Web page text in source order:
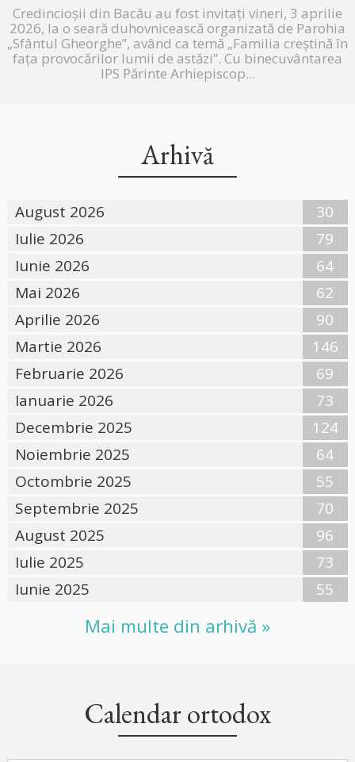
Credincioșii din Bacău au fost invitați vineri, 3 aprilie
2026, la o seară duhovnicească organizată de Parohia
„Sfântul Gheorghe”, având ca temă „Familia creștină în
fața provocărilor lumii de astăzi”. Cu binecuvântarea
IPS Părinte Arhiepiscop...
Arhivă
August 2026
30
Iulie 2026
79
Iunie 2026
64
Mai 2026
62
Aprilie 2026
90
Martie 2026
146
Februarie 2026
69
Ianuarie 2026
73
Decembrie 2025
124
Noiembrie 2025
64
Octombrie 2025
55
Septembrie 2025
70
August 2025
96
Iulie 2025
73
Iunie 2025
55
Mai multe din arhivă »
Calendar ortodox